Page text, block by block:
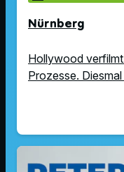
Nürnberg
Hollywood
Prozesse.